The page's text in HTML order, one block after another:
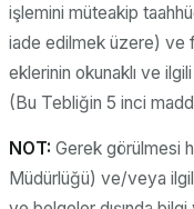
işlemini müteakip
iade edilmek üzere) ve
eklerinin okunaklı ve
(Bu Tebliğin 5 inci
NOT: Gerek görülmesi
Müdürlüğü) ve/veya